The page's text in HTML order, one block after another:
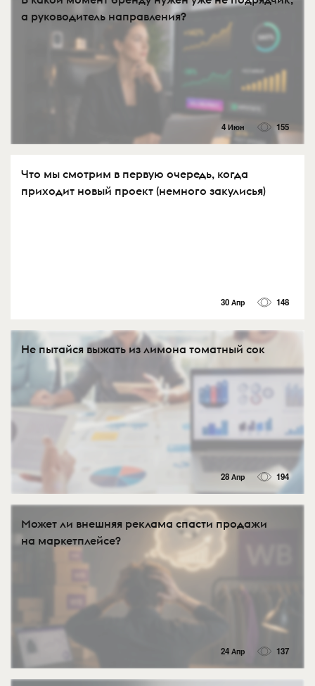
а руководитель направления?
4 Июн 155
Что мы смотрим в первую очередь, когда
приходит новый проект (немного закулисья)
30 Апр 148
Не пытайся выжать из лимона томатный сок
28 Апр 194
Может ли внешняя реклама спасти продажи
на маркетплейсе?
24 Апр 137